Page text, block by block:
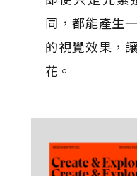
同，都能產生
的視覺效果，
花。